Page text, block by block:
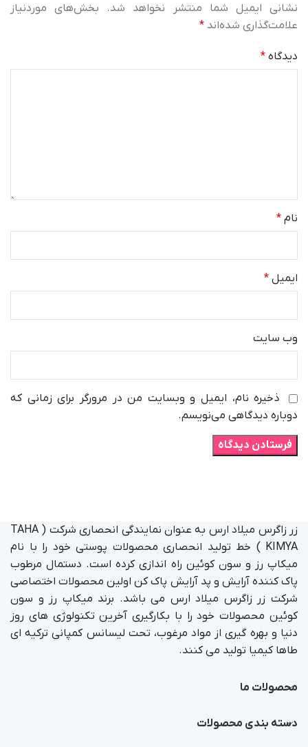
نشانی ایمیل شما منتشر نخواهد شد.
بخش‌های موردنیاز
علامت‌گذاری شده‌اند *
دیدگاه *
نام *
ایمیل *
وب‌ سایت
ذخیره نام، ایمیل و وبسایت من در مرورگر برای زمانی که
دوباره دیدگاهی می‌نویسم.
زر زاگرس میلاد ارس به عنوان نمایندگی انحصاری شرکت ( TAHA
KIMYA ) خط تولید انحصاری محصولات پوستی خود را با نام
میکاپ رز و سون کوئین راه اندازی کرده است. دستمال مرطوب
پاک کننده آرایش و پد آرایش پاک کن اولین محصولات اختصاصی
شرکت زر زاگرس میلاد ارس می باشد. برند میکاپ رز و سون
کوئین محصولات خود را با بکارگیری آخرین تکنولوژی های روز
دنیا و بهره گیری از مواد مرغوب، تحت لیسانس کمپانی ترکیه ای
طاها کیمیا تولید می کنند.
محصولات ما
دسته بندی محصولات